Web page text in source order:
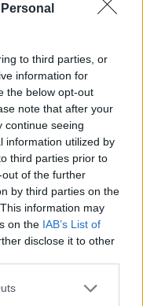
to third parties, or
information for
the below opt-out
note that after your
continue seeing
information utilized by
third parties prior to
of the further
by third parties on the
information may
on the IAB’s List of
disclose it to other
one or more Google